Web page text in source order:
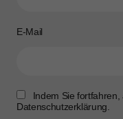
E-Mail
Indem Sie
Datenschutzerklärung.